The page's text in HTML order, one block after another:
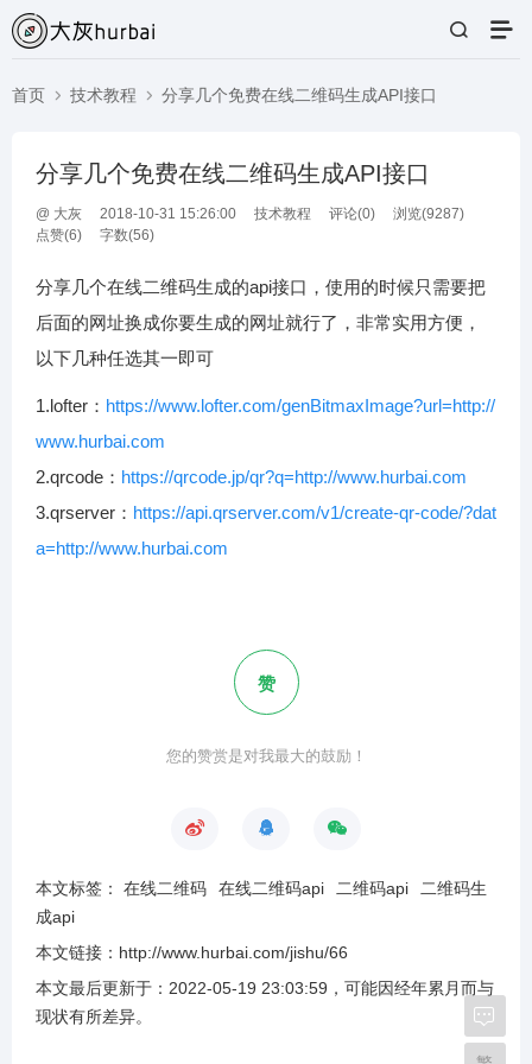
首页 技术教程 分享几个免费在线二维码生成API接口
分享几个免费在线二维码生成API接口
@ 大灰 2018-10-31 15:26:00 技术教程 评论(0)
浏览(9287)
点赞(6) 字数(56)
分享几个在线二维码生成的api接口，使用的时候只需要把
后面的网址换成你要生成的网址就行了，非常实用方便，
以下几种任选其一即可
1.lofter： https://www.lofter.com/genBitmaxImage?url=http://
www.hurbai.com
2.qrcode： https://qrcode.jp/qr?q=http://www.hurbai.com
3.qrserver： https://api.qrserver.com/v1/create-qr-code/?dat
a=http://www.hurbai.com
赞
您的赞赏是对我最大的鼓励！
本文标签： 在线二维码 在线二维码api 二维码api
二维码生
成api
本文链接： http://www.hurbai.com/jishu/66
本文最后更新于： 2022-05-19 23:03:59 ，可能因经年累月而与
现状有所差异。